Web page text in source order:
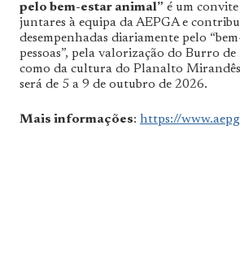
pelo bem-estar animal” é um
juntares à equipa da AEPGA e
desempenhadas diariamente pelo
pessoas”, pela valorização do Burro
como da cultura do Planalto
será de 5 a 9 de outubro de 2026.
Mais informações: https://